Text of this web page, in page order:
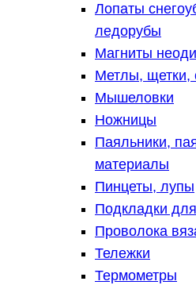
Лопаты
ледорубы
Магниты
Метлы, щетки,
Мышеловки
Ножницы
Паяльники,
материалы
Пинцеты, лупы
Подкладки
Проволока
Тележки
Термометры